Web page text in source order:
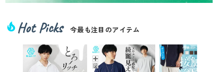
local_fire_department Hot Picks 今最も注目のアイテム